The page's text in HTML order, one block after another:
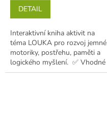
DETAIL
Interaktivní kniha aktivit na
téma LOUKA pro rozvoj jemné
motoriky, postřehu, paměti a
logického myšlení. ✅ Vhodné
pro děti od 1 do 5...